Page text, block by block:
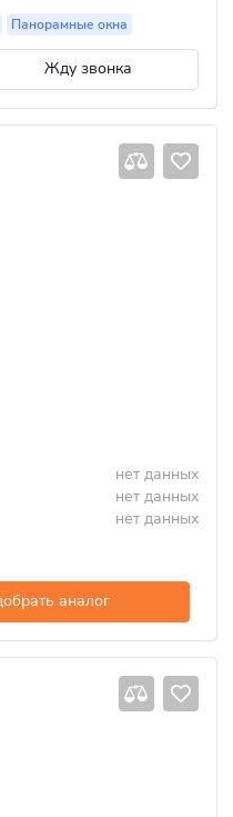
Панорамные окна
Жду звонка
нет данных
нет данных
нет данных
аналог